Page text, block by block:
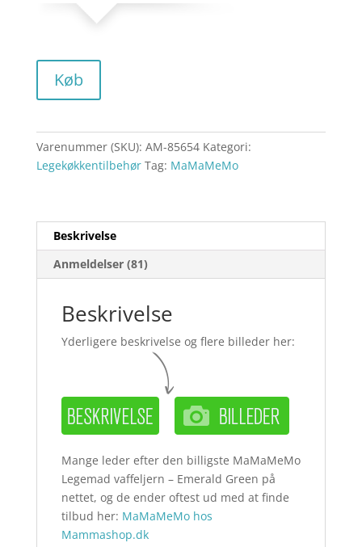
Køb
Varenummer (SKU): AM-85654 Kategori:
Legekøkkentilbehør Tag: MaMaMeMo
Beskrivelse
Anmeldelser (81)
Beskrivelse
Yderligere beskrivelse og flere billeder her:
Mange leder efter den billigste MaMaMeMo
Legemad vaffeljern – Emerald Green på
nettet, og de ender oftest ud med at finde
tilbud her: MaMaMeMo hos
Mammashop.dk